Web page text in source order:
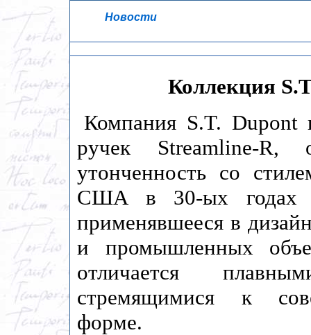
Новости
Коллекция
Компания S.T. Dupont
ручек Streamline-R,
утонченность со
США в 30-ых годах
применявшееся в
и промышленных
отличается
стремящимися к
форме.